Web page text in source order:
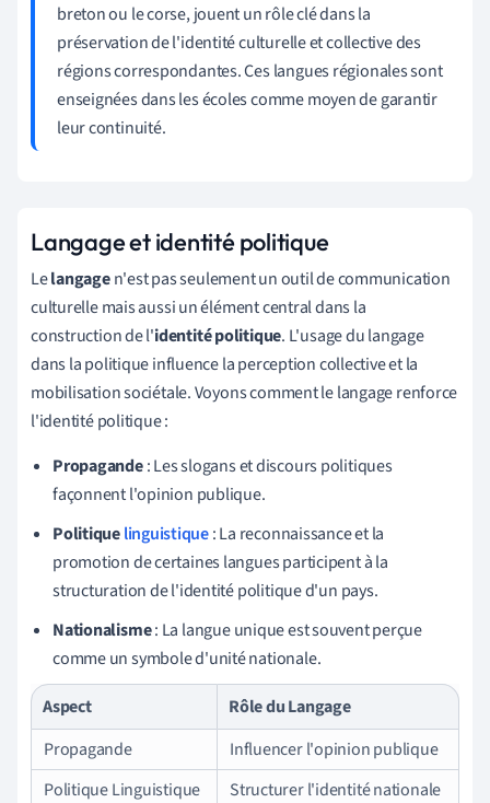
breton ou le corse, jouent un rôle clé dans la
préservation de l'identité culturelle et collective des
régions correspondantes. Ces langues régionales sont
enseignées dans les écoles comme moyen de garantir
leur continuité.
Langage et identité politique
Lelangagen'est pas seulement un outil de communication
culturelle mais aussi un élément central dans la
construction de l'identité politique. L'usage du langage
dans la politique influence la perception collective et la
mobilisation sociétale. Voyons comment le langage renforce
l'identité politique :
Propagande: Les slogans et discours politiques
façonnent l'opinion publique.
Politiquelinguistique: La reconnaissance et la
promotion de certaines langues participent à la
structuration de l'identité politique d'un pays.
Nationalisme: La langue unique est souvent perçue
comme un symbole d'unité nationale.
Aspect
Rôle du Langage
Propagande
Influencer l'opinion publique
Politique Linguistique
Structurer l'identité nationale